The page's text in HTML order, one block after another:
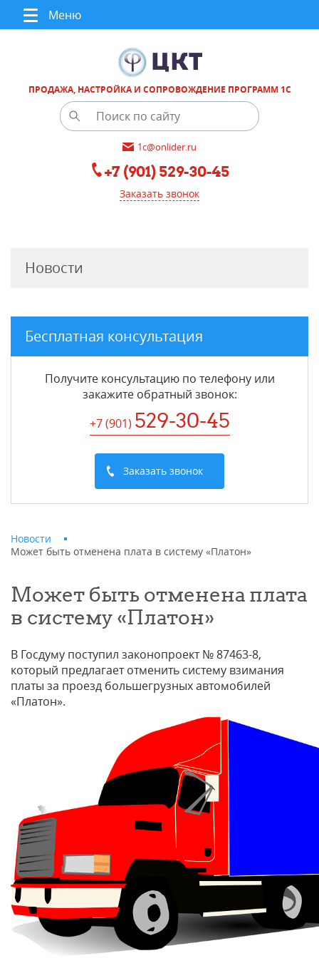
Меню
ПРОДАЖА, НАСТРОЙКА И СОПРОВОЖДЕНИЕ ПРОГРАММ 1С
1c@onlider.ru
+7 (901) 529-30-45
Заказать звонок
Новости
Бесплатная консультация
Получите консультацию по телефону или
закажите обратный звонок:
+7 (901) 529-30-45
Заказать звонок
Новости
Может быть отменена плата в систему «Платон»
Может быть отменена плата
в систему «Платон»
В Госдуму поступил законопроект № 87463-8,
который предлагает отменить систему взимания
платы за проезд большегрузных автомобилей
«Платон».